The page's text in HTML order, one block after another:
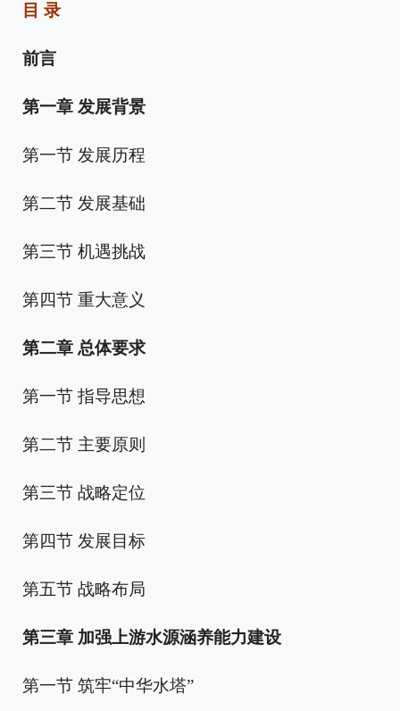
目 录
前言
第一章 发展背景
第一节 发展历程
第二节 发展基础
第三节 机遇挑战
第四节 重大意义
第二章 总体要求
第一节 指导思想
第二节 主要原则
第三节 战略定位
第四节 发展目标
第五节 战略布局
第三章 加强上游水源涵养能力建设
第一节 筑牢“中华水塔”